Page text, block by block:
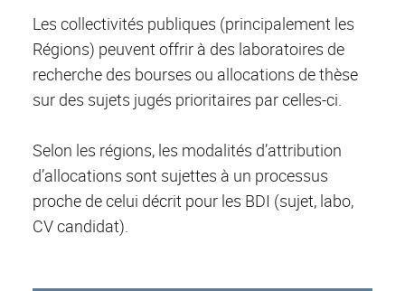
Les collectivités publiques (principalement les
Régions) peuvent offrir à des laboratoires de
recherche des bourses ou allocations de thèse
sur des sujets jugés prioritaires par celles-ci.
Selon les régions, les modalités d’attribution
d’allocations sont sujettes à un processus
proche de celui décrit pour les BDI (sujet, labo,
CV candidat).